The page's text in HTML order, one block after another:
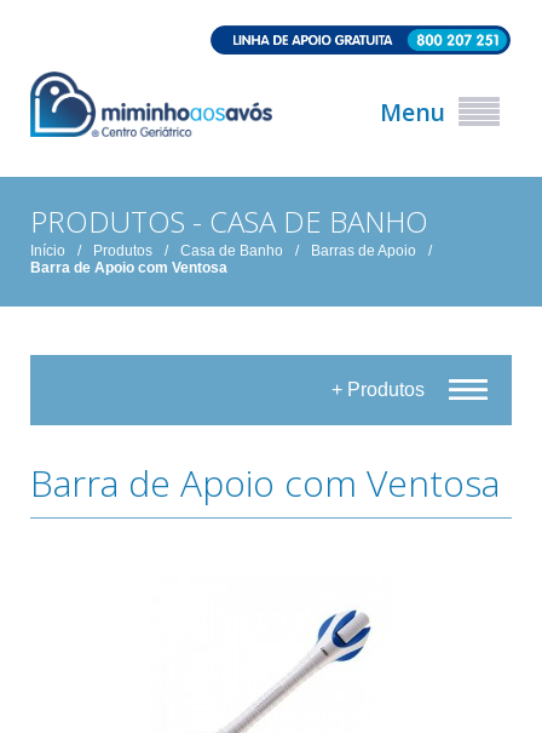
Menu
PRODUTOS - CASA DE BANHO
Início / Produtos / Casa de Banho / Barras de Apoio
/
Barra de Apoio com Ventosa
+ Produtos
Barra de Apoio com Ventosa